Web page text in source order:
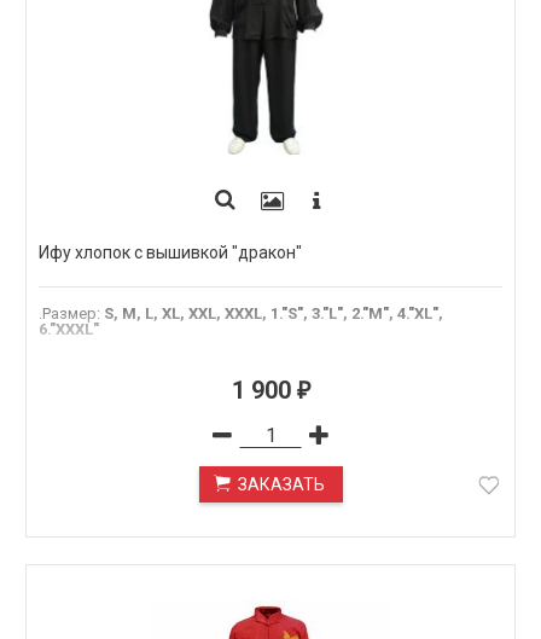
Ифу хлопок с вышивкой "дракон"
.Размер: S, M, L, XL, XXL, XXXL, 1."S", 3."L", 2."M", 4."XL",
6."XXXL"
1 900 ₽
ЗАКАЗАТЬ